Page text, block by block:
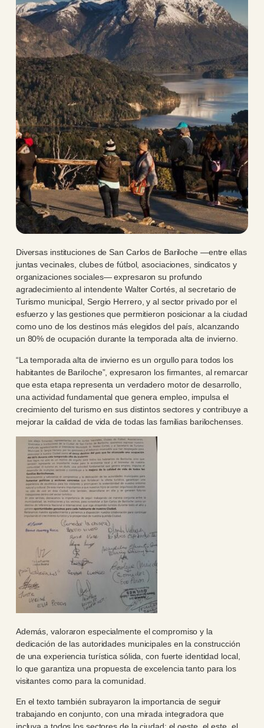
Diversas instituciones de San Carlos de Bariloche —entre ellas
juntas vecinales, clubes de fútbol, asociaciones, sindicatos y
organizaciones sociales— expresaron su profundo
agradecimiento al intendente Walter Cortés, al secretario de
Turismo municipal, Sergio Herrero, y al sector privado por el
esfuerzo y las gestiones que permitieron posicionar a la ciudad
como uno de los destinos más elegidos del país, alcanzando
un 80% de ocupación durante la temporada alta de invierno.
“La temporada alta de invierno es un orgullo para todos los
habitantes de Bariloche”, expresaron los firmantes, al remarcar
que esta etapa representa un verdadero motor de desarrollo,
una actividad fundamental que genera empleo, impulsa el
crecimiento del turismo en sus distintos sectores y contribuye a
mejorar la calidad de vida de todas las familias barilochenses.
Además, valoraron especialmente el compromiso y la
dedicación de las autoridades municipales en la construcción
de una experiencia turística sólida, con fuerte identidad local,
lo que garantiza una propuesta de excelencia tanto para los
visitantes como para la comunidad.
En el texto también subrayaron la importancia de seguir
trabajando en conjunto, con una mirada integradora que